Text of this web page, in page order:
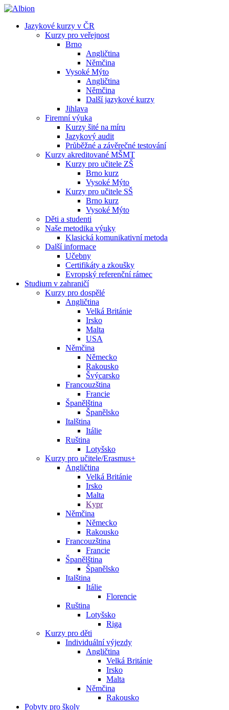
Jazykové kurzy v ČR
Kurzy pro veřejnost
Brno
Angličtina
Němčina
Vysoké Mýto
Angličtina
Němčina
Další jazykové kurzy
Jihlava
Firemní výuka
Kurzy šité na míru
Jazykový audit
Průběžné a závěrečné testování
Kurzy akreditované MŠMT
Kurzy pro učitele ZŠ
Brno kurz
Vysoké Mýto
Kurzy pro učitele SŠ
Brno kurz
Vysoké Mýto
Děti a studenti
Naše metodika výuky
Klasická komunikativní metoda
Další informace
Učebny
Certifikáty a zkoušky
Evropský referenční rámec
Studium v zahraničí
Kurzy pro dospělé
Angličtina
Velká Británie
Irsko
Malta
USA
Němčina
Německo
Rakousko
Švýcarsko
Francouzština
Francie
Španělština
Španělsko
Italština
Itálie
Ruština
Lotyšsko
Kurzy pro učitele/Erasmus+
Angličtina
Velká Británie
Irsko
Malta
Kypr
Němčina
Německo
Rakousko
Francouzština
Francie
Španělština
Španělsko
Italština
Itálie
Florencie
Ruština
Lotyšsko
Riga
Kurzy pro děti
Individuální výjezdy
Angličtina
Velká Británie
Irsko
Malta
Němčina
Rakousko
Pobyty pro školy